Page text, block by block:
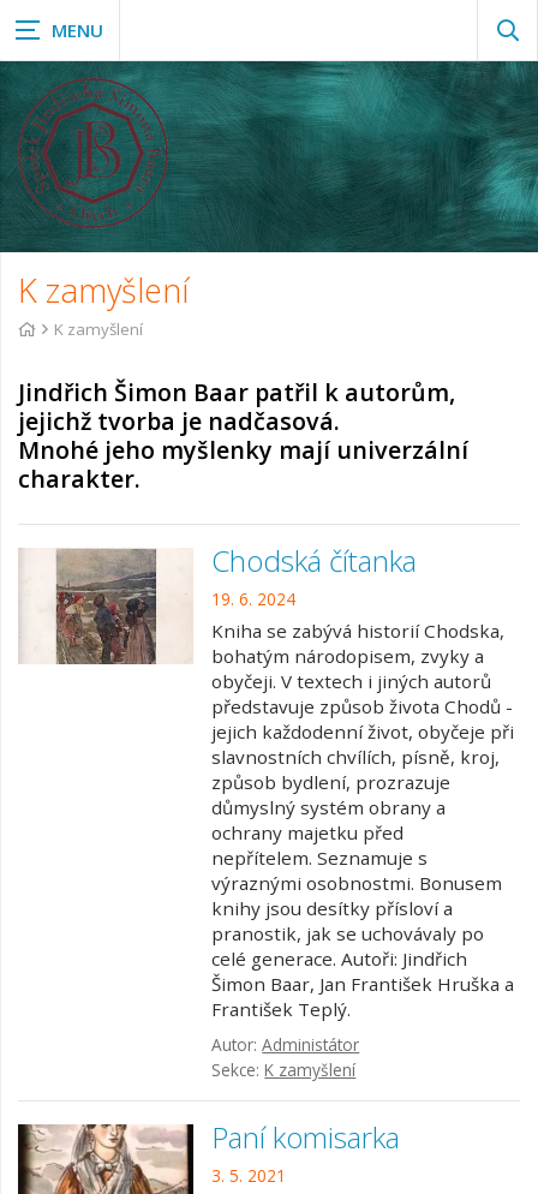
K zamyšlení
K zamyšlení
Jindřich Šimon Baar patřil k autorům,
jejichž tvorba je nadčasová.
Mnohé jeho myšlenky mají univerzální
charakter.
Chodská čítanka
19. 6. 2024
Kniha se zabývá historií Chodska,
bohatým národopisem, zvyky a
obyčeji. V textech i jiných autorů
představuje způsob živo­ta Chodů -
jejich každodenní život, obyčeje při
slavnostních chvílích, písně, kroj,
způsob bydlení, prozrazuje
důmysl­ný systém obrany a
ochrany majetku před
nepřítelem. Seznamuje s
výraznými osobnostmi. Bonusem
knihy jsou desítky přísloví a
pranostik, jak se uchovávaly po
celé generace. Autoři: Jindřich
Šimon Baar, Jan František Hruška a
František Teplý.
Autor:Administátor
Sekce: K zamyšlení
Paní komisarka
3. 5. 2021